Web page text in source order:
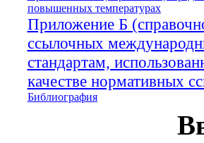
повышенных температурах
Приложение Б
ссылочных
стандартам,
качестве нормативных
Библиография